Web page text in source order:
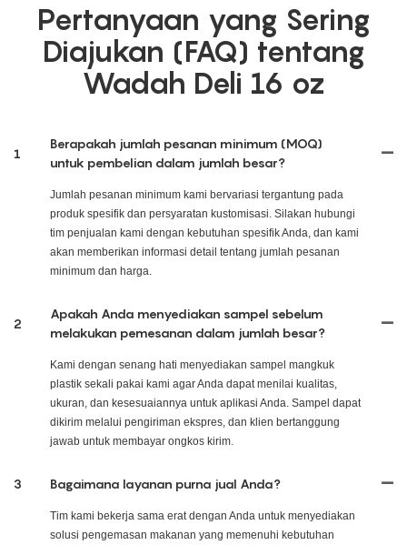
Pertanyaan yang Sering
Diajukan (FAQ) tentang
Wadah Deli 16 oz
1
Berapakah jumlah pesanan minimum (MOQ)
untuk pembelian dalam jumlah besar?
Jumlah pesanan minimum kami bervariasi tergantung pada
produk spesifik dan persyaratan kustomisasi. Silakan hubungi
tim penjualan kami dengan kebutuhan spesifik Anda, dan kami
akan memberikan informasi detail tentang jumlah pesanan
minimum dan harga.
2
Apakah Anda menyediakan sampel sebelum
melakukan pemesanan dalam jumlah besar?
Kami dengan senang hati menyediakan sampel mangkuk
plastik sekali pakai kami agar Anda dapat menilai kualitas,
ukuran, dan kesesuaiannya untuk aplikasi Anda. Sampel dapat
dikirim melalui pengiriman ekspres, dan klien bertanggung
jawab untuk membayar ongkos kirim.
3 Bagaimana layanan purna jual Anda?
Tim kami bekerja sama erat dengan Anda untuk menyediakan
solusi pengemasan makanan yang memenuhi kebutuhan